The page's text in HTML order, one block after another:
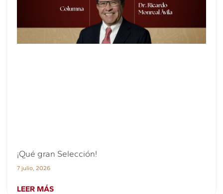
¡Qué gran Selección!
7 julio, 2026
LEER MÁS